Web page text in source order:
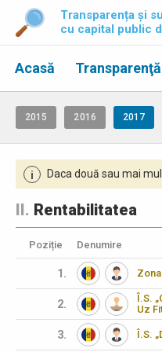
Transparența și
cu capital public
Acasă Transparenţă
2015 2016 2017
i Daca două sau mai
II. Rentabilitatea
Poziție Denumire
1.
2.
Î.S.
Uz
3. Î.S.